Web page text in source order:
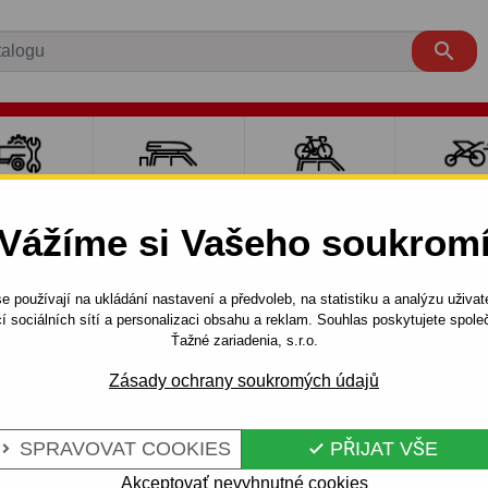
si Vašeho
používají na ukládání nastavení a předvoleb, na statistiku a analýzu
sociálních sítí a personalizaci obsahu a reklam. Souhlas poskytujete
Ťažné zariadenia, s.r.o.
Zásady ochrany soukromých údajů
SPRAVOVAT COOKIES  PŘIJAT VŠE
Akceptovať nevyhnutné cookies

1999 -
(N 68) - odnímatelný bajonetový systém - od 1999 do
68) -
Tažné zařízení s
CITROEN - typ: XseRA